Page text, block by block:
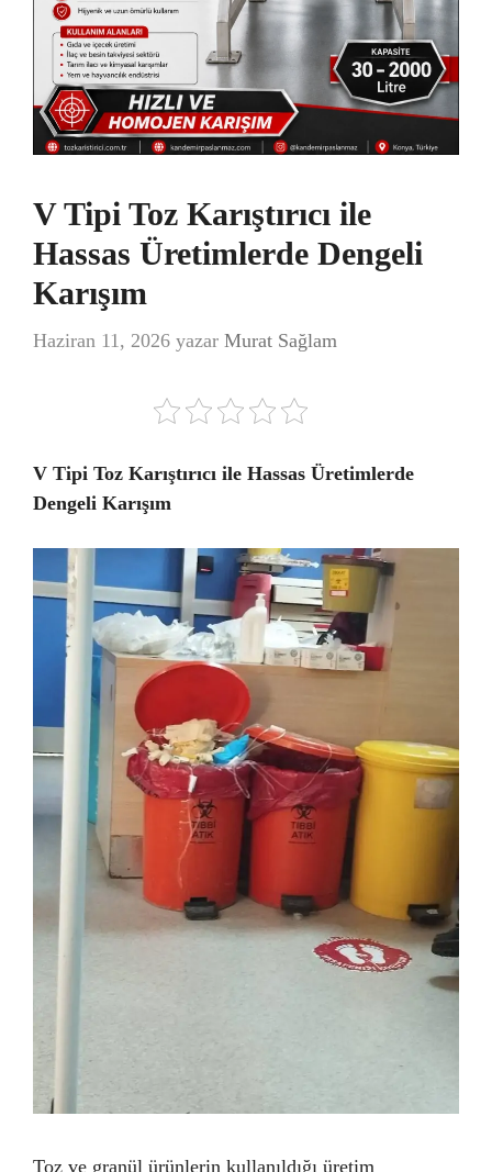
V Tipi Toz Karıştırıcı ile
Hassas Üretimlerde Dengeli
Karışım
Haziran 11, 2026 yazar Murat Sağlam
V Tipi Toz Karıştırıcı ile Hassas Üretimlerde
Dengeli Karışım
Toz ve granül ürünlerin kullanıldığı üretim